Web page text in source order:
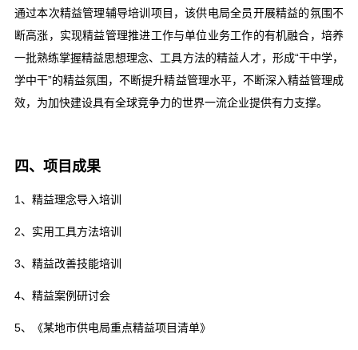
通过本次精益管理辅导培训项目，该供电局全员开展精益的氛围不
断高涨，实现精益管理推进工作与单位业务工作的有机融合，培养
一批熟练掌握精益思想理念、工具方法的精益人才，形成“干中学，
学中干”的精益氛围，不断提升精益管理水平，不断深入精益管理成
效，为加快建设具有全球竞争力的世界一流企业提供有力支撑。
四、项目成果
1、精益理念导入培训
2、实用工具方法培训
3、精益改善技能培训
4、精益案例研讨会
5、《某地市供电局重点精益项目清单》